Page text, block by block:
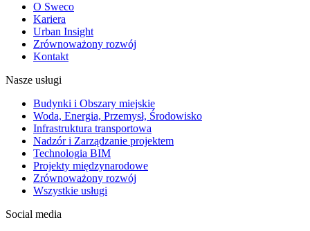
O Sweco
Kariera
Urban Insight
Zrównoważony rozwój
Kontakt
Nasze usługi
Budynki i Obszary miejskie
Woda, Energia, Przemysł, Środowisko
Infrastruktura transportowa
Nadzór i Zarządzanie projektem
Technologia BIM
Projekty międzynarodowe
Zrównoważony rozwój
Wszystkie usługi
Social media